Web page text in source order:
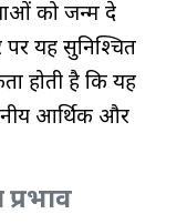
को जन्म दे
पर यह सुनिश्चित
होती है कि यह
आर्थिक और